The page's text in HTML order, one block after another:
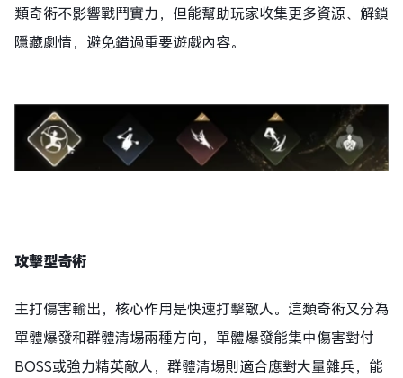
類奇術不影響戰鬥實力，但能幫助玩家收集更多資源、解鎖
隱藏劇情，避免錯過重要遊戲內容。
攻擊型奇術
主打傷害輸出，核心作用是快速打擊敵人。這類奇術又分為
單體爆發和群體清場兩種方向，單體爆發能集中傷害對付
BOSS或強力精英敵人，群體清場則適合應對大量雜兵，能